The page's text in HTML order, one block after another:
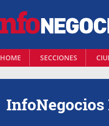
HOME SECCIONES
InfoNegocios